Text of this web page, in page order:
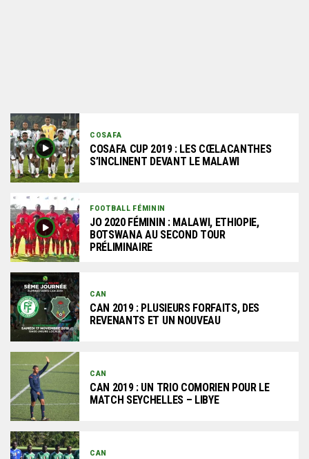
COSAFA
COSAFA CUP 2019 : LES CŒLACANTHES
S’INCLINENT DEVANT LE MALAWI
FOOTBALL FÉMININ
JO 2020 FÉMININ : MALAWI, ETHIOPIE,
BOTSWANA AU SECOND TOUR
PRÉLIMINAIRE
CAN
CAN 2019 : PLUSIEURS FORFAITS, DES
REVENANTS ET UN NOUVEAU
CAN
CAN 2019 : UN TRIO COMORIEN POUR LE
MATCH SEYCHELLES – LIBYE
CAN